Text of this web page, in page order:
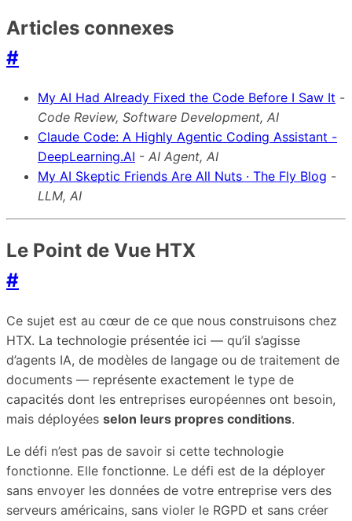
Articles connexes
#
My AI Had Already Fixed the Code Before I Saw It -
Code Review, Software Development, AI
Claude Code: A Highly Agentic Coding Assistant -
DeepLearning.AI - AI Agent, AI
My AI Skeptic Friends Are All Nuts · The Fly Blog -
LLM, AI
Le Point de Vue HTX
#
Ce sujet est au cœur de ce que nous construisons chez
HTX. La technologie présentée ici — qu’il s’agisse
d’agents IA, de modèles de langage ou de traitement de
documents — représente exactement le type de
capacités dont les entreprises européennes ont besoin,
mais déployées selon leurs propres conditions.
Le défi n’est pas de savoir si cette technologie
fonctionne. Elle fonctionne. Le défi est de la déployer
sans envoyer les données de votre entreprise vers des
serveurs américains, sans violer le RGPD et sans créer